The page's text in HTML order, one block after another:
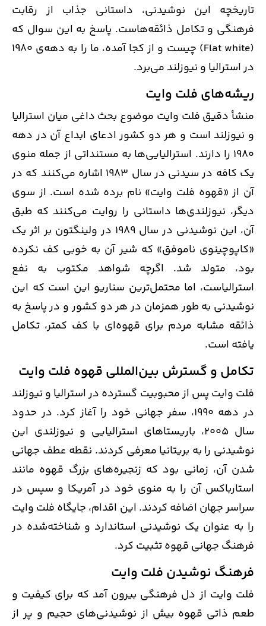
تاریخچه این نوشیدنی، داستانی جذاب از رقابت
فرهنگی و تکامل ذائقه‌هاست. پاسخ به این سوال که
(Flat white) چیست و از کجا آمده، ما را به دهه‌ی 1980
در استرالیا و نیوزلند می‌برد.
ریشه‌های فلت وایت
منشأ دقیق فلت وایت موضوع بحث داغی میان استرالیا
و نیوزلند است و هر دو کشور ادعای ابداع آن در دهه
1980 را دارند. استرالیایی‌ها به مستنداتی از جمله منوی
یک کافه در سیدنی در سال 1983 اشاره می‌کنند که در
آن از «قهوه فلت وایت» نام برده شده است. از سوی
دیگر، نیوزلندی‌ها داستانی را روایت می‌کنند که طبق
آن، این نوشیدنی در سال 1989 در ولینگتون بر اثر یک
«کاپوچینوی ناموفق» که شیر آن به خوبی کف نکرده
بود، متولد شد. اگرچه شواهد مکتوب به نفع
استرالیاست، اما محتمل‌ترین سناریو این است که این
نوشیدنی به طور همزمان در هر دو کشور و در پاسخ به
ذائقه مشابه مردم برای قهوه‌ای با کف کمتر، تکامل
یافته است.
تکامل و گسترش بین‌المللی قهوه فلت وایت
فلت وایت پس از محبوبیت گسترده در استرالیا و نیوزلند
در دهه 1990، سفر جهانی خود را آغاز کرد. در حدود
سال 2005، باریستاهای استرالیایی و نیوزلندی این
نوشیدنی را به بریتانیا معرفی کردند. نقطه عطف جهانی
شدن آن، زمانی بود که زنجیره‌های بزرگ قهوه مانند
استارباکس آن را به منوی خود در آمریکا و سپس در
سراسر جهان اضافه کردند. این اقدام، جایگاه فلت وایت
را به عنوان یک نوشیدنی استاندارد و شناخته‌شده در
فرهنگ جهانی قهوه تثبیت کرد.
فرهنگ نوشیدن فلت وایت
فلت وایت از دل فرهنگی بیرون آمد که برای کیفیت و
طعم ذاتی قهوه بیش از نوشیدنی‌های حجیم و پر از